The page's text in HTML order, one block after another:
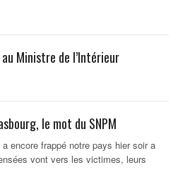
Ministre de l’Intérieur
le mot du SNPM
encore frappé notre pays hier soir a
vont vers les victimes, leurs